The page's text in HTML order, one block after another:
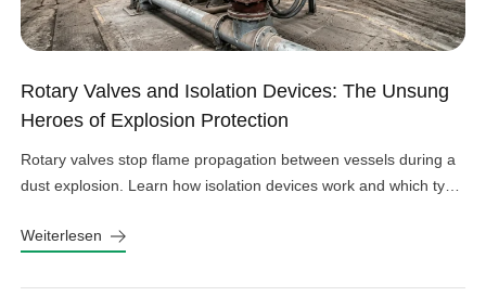
Rotary Valves and Isolation Devices: The Unsung
Heroes of Explosion Protection
Rotary valves stop flame propagation between vessels during a
dust explosion. Learn how isolation devices work and which type
Weiterlesen